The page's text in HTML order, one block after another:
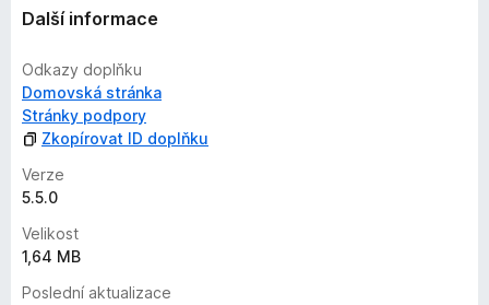
Další informace
Odkazy doplňku
Domovská stránka
Stránky podpory
Zkopírovat ID doplňku
Verze
5.5.0
Velikost
1,64 MB
Poslední aktualizace